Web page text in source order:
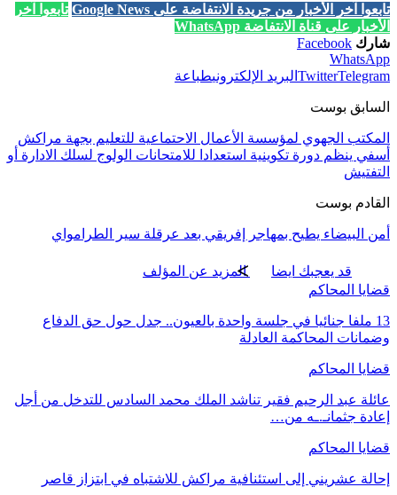
تابعوا آخر الأخبار من جريدة الانتفاضة على Google News
تابعوا آخر
الأخبار على قناة الانتفاضة WhatsApp
شارك Facebook
WhatsApp
TwitterTelegram البريد الإلكترونيطباعة
السابق بوست
المكتب الجهوي لمؤسسة الأعمال الاحتماعية للتعليم بجهة مراكش
أسفي ينظم دورة تكوينية استعدادا للامتحانات الولوج لسلك الادارة أو
التفتيش
القادم بوست
أمن البيضاء يطيح بمهاجر إفريقي بعد عرقلة سير الطرامواي
قد يعجبك ايضا
المزيد عن المؤلف
قضايا المحاكم
13 ملفا جنائيا في جلسة واحدة بالعيون.. جدل حول حق الدفاع
وضمانات المحاكمة العادلة
قضايا المحاكم
عائلة عبد الرحيم فقير تناشد الملك محمد السادس للتدخل من أجل
إعادة جثمانـ.ـه من…
قضايا المحاكم
إحالة عشريني إلى استئنافية مراكش للاشتباه في ابتزاز قاصر